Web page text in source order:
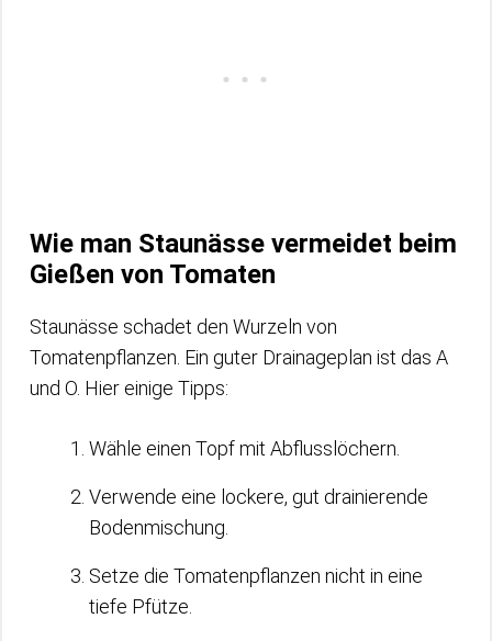
Wie man Staunässe vermeidet beim
Gießen von Tomaten
Staunässe schadet den Wurzeln von
Tomatenpflanzen. Ein guter Drainageplan ist das A
und O. Hier einige Tipps:
Wähle einen Topf mit Abflusslöchern.
Verwende eine lockere, gut drainierende
Bodenmischung.
Setze die Tomatenpflanzen nicht in eine
tiefe Pfütze.